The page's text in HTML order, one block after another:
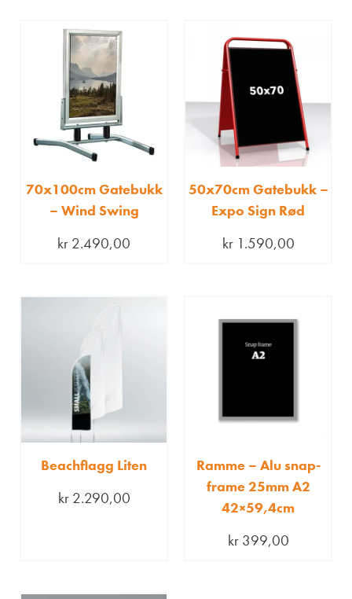
70x100cm Gatebukk
– Wind Swing
kr 2.490,00
50x70cm Gatebukk –
Expo Sign Rød
kr1.590,00
Beachflagg Liten
kr2.290,00
Ramme – Alu snap-
frame 25mm A2
42×59,4cm
kr399,00